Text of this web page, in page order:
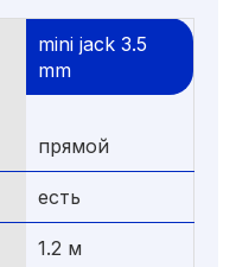
mini jack 3.5
mm
прямой
есть
1.2 м